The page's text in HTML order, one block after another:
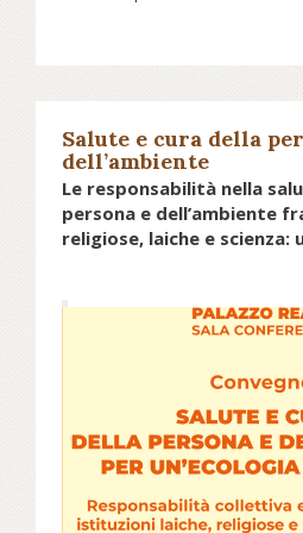
Vuilleumier di
stampa che ha
poi ripresa da
Svizzera francofona,
diverse reazioni. Da
editoriali e lettere di
indirizzate alla stessa
Continua a leggere su
Leggi anche «Uscire dal
nelle nostre chiese», su
Intervista a Carola Tron,
Salute e cura della
dell’ambiente
Le responsabilità nella
persona e dell’ambiente
religiose, laiche e scienza:
Mercoledì 30 marzo
Municipale, Palazzo
diretta streaming su
http://
convegno Salute e
persona e